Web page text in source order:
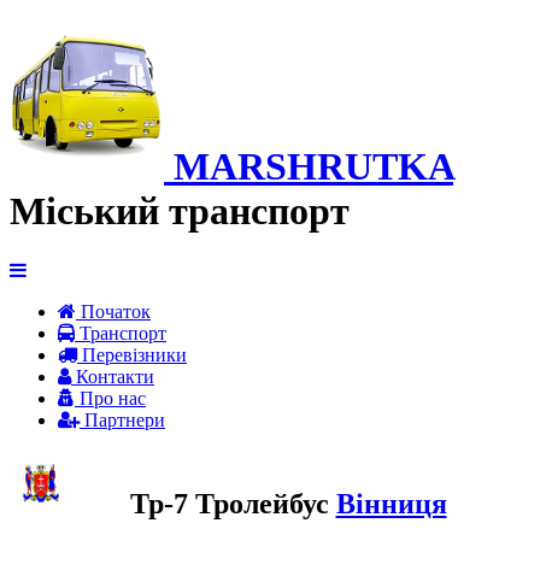
MARSHRUTKA
Міський транспорт
Початок
Транспорт
Перевiзники
Контакти
Про нас
Партнери
Тр-7 Тролейбус Вінниця